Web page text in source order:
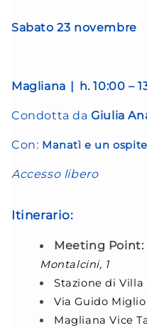
Sabato 23 novembre
Magliana | h. 10:00 –
Condotta da Giulia
Con: Manatì e un
Accesso libero
Itinerario:
Meeting Point:
Montalcini, 1
Stazione di Villa
Via Guido
Magliana Vice